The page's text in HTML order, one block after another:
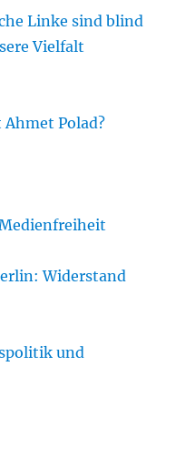
Linke sind blind
Vielfalt
Polad?
Widerstand
und